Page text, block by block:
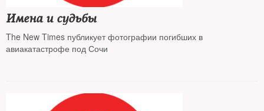
Имена и судьбы
The New Times публикует фотографии погибших в
авиакатастрофе под Сочи